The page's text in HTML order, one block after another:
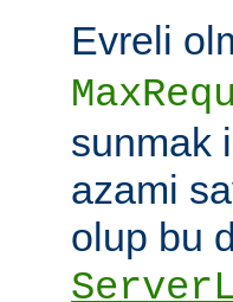
Evreli
sunmak
azami
olup bu